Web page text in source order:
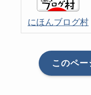
にほんブログ村
このペ